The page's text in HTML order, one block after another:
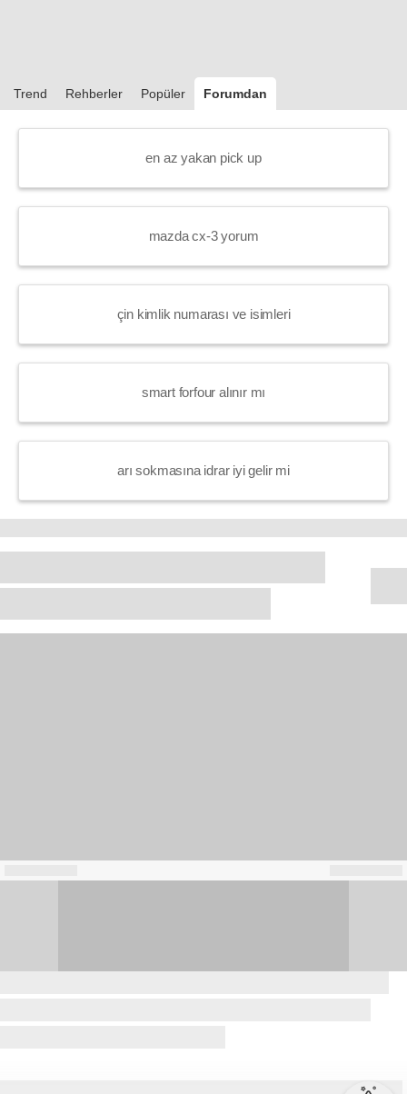
Trend Rehberler Popüler Forumdan
en az yakan pick up
mazda cx-3 yorum
çin kimlik numarası ve isimleri
smart forfour alınır mı
arı sokmasına idrar iyi gelir mi